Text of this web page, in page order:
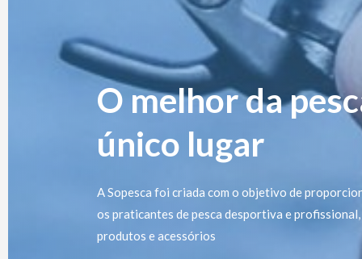
O melhor da
único lugar
A Sopesca foi criada com o objetivo de
os praticantes de pesca desportiva e
produtos e acessórios